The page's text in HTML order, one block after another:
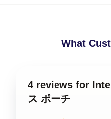
What
4 reviews for
ス ポーチ